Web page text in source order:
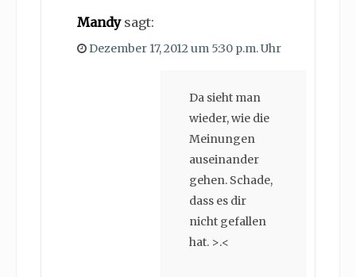
Mandy sagt:
Dezember 17, 2012 um 5:30 p.m. Uhr
Da sieht man
wieder, wie die
Meinungen
auseinander
gehen. Schade,
dass es dir
nicht gefallen
hat. >.<